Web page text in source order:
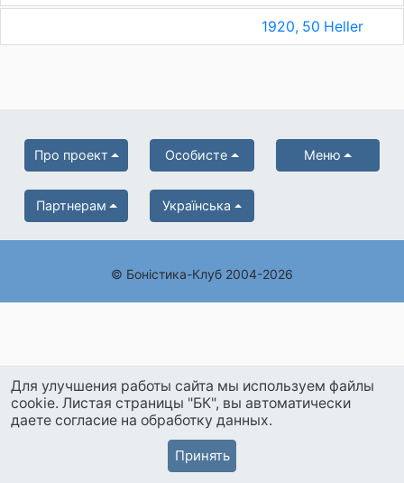
1920, 50 Heller
Про проект Особисте Меню
Партнерам Українська
© Боністика-Клуб 2004-2026
Для улучшения работы сайта мы используем файлы
cookie. Листая страницы "БК", вы автоматически
даете согласие на обработку данных.
Принять